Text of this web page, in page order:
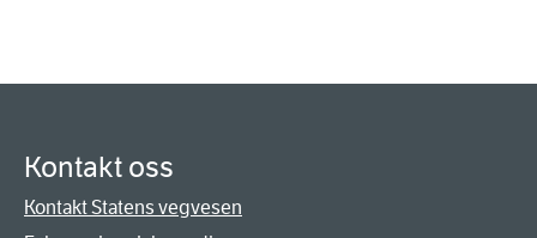
Kontakt oss
Kontakt Statens vegvesen